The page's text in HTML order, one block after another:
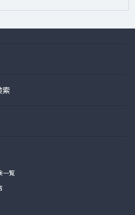
一覧